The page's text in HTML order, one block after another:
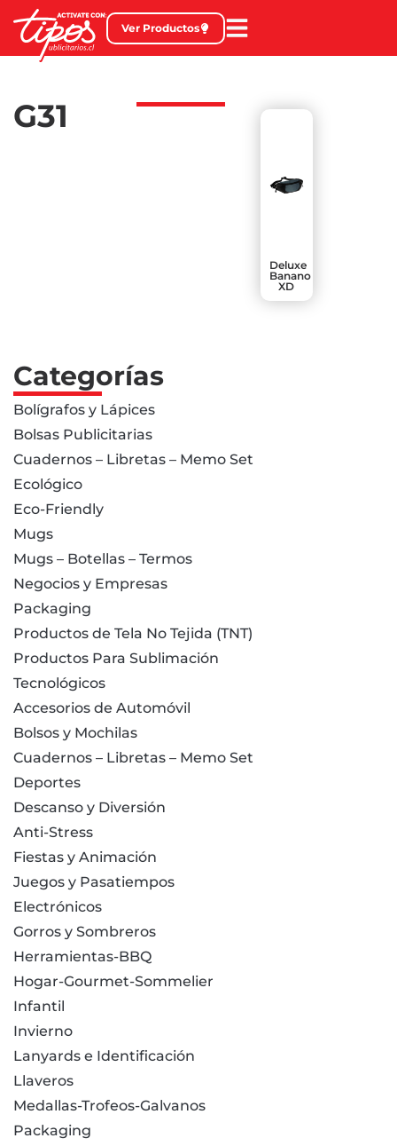
Ver Productos
G31
Deluxe
Banano
XD
Categorías
Bolígrafos y Lápices
Bolsas Publicitarias
Cuadernos – Libretas – Memo Set
Ecológico
Eco-Friendly
Mugs
Mugs – Botellas – Termos
Negocios y Empresas
Packaging
Productos de Tela No Tejida (TNT)
Productos Para Sublimación
Tecnológicos
Accesorios de Automóvil
Bolsos y Mochilas
Cuadernos – Libretas – Memo Set
Deportes
Descanso y Diversión
Anti-Stress
Fiestas y Animación
Juegos y Pasatiempos
Electrónicos
Gorros y Sombreros
Herramientas-BBQ
Hogar-Gourmet-Sommelier
Infantil
Invierno
Lanyards e Identificación
Llaveros
Medallas-Trofeos-Galvanos
Packaging